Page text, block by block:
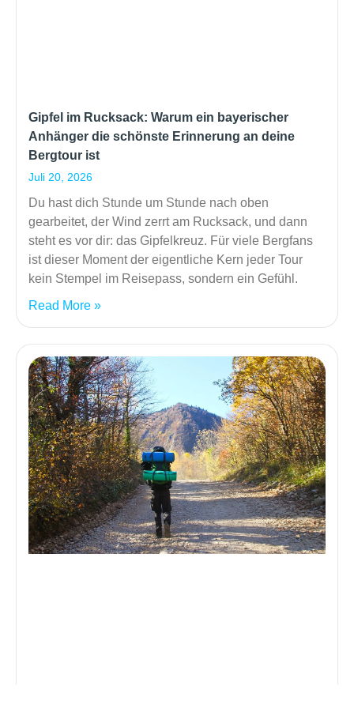
Gipfel im Rucksack: Warum ein bayerischer
Anhänger die schönste Erinnerung an deine
Bergtour ist
Juli 20, 2026
Du hast dich Stunde um Stunde nach oben
gearbeitet, der Wind zerrt am Rucksack, und dann
steht es vor dir: das Gipfelkreuz. Für viele Bergfans
ist dieser Moment der eigentliche Kern jeder Tour
kein Stempel im Reisepass, sondern ein Gefühl.
Read More »